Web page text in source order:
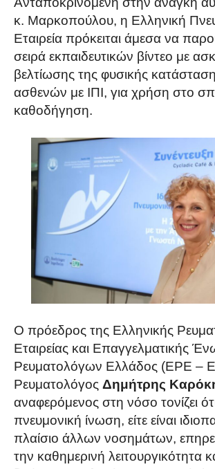
κ. Μαρκοπούλου, η Ελληνική
Εταιρεία πρόκειται άμεσα να
σειρά εκπαιδευτικών βίντεο με
βελτίωσης της φυσικής
ασθενών με ΙΠΙ, για χρήση στο
καθοδήγηση.
Ο πρόεδρος της Ελληνικής
Εταιρείας και Επαγγελματικής
Ρευματολόγων Ελλάδος (ΕΡΕ –
Ρευματολόγος Δημήτρης
αναφερόμενος στη νόσο τονίζει
πνευμονική ίνωση, είτε είναι
πλαίσιο άλλων νοσημάτων,
την καθημερινή λειτουργικότητα